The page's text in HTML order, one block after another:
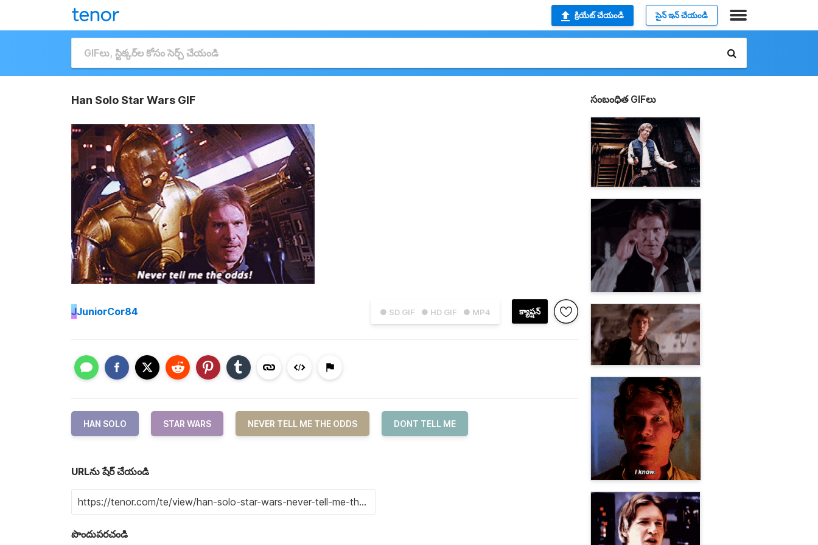
క్రియేట్ చేయండి సైన్ ఇన్ చేయండి
Han Solo Star Wars GIF
● SD GIF ● HD GIF ● MP4 క్యాప్షన్
JJuniorCor84
HAN SOLO STAR WARS NEVER TELL ME THE ODDS DONT TELL ME
URLను షేర్ చేయండి
పొందుపరచండి
సంబంధిత GIFలు